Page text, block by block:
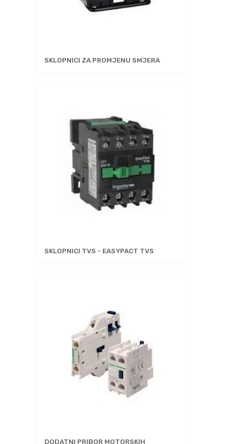
SKLOPNICI ZA PROMJENU SMJERA
SKLOPNICI TVS - EASYPACT TVS
DODATNI PRIBOR MOTORSKIH